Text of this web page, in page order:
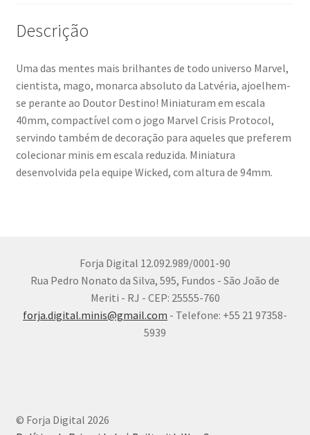
Descrição
Uma das mentes mais brilhantes de todo universo Marvel,
cientista, mago, monarca absoluto da Latvéria, ajoelhem-
se perante ao Doutor Destino! Miniaturam em escala
40mm, compactível com o jogo Marvel Crisis Protocol,
servindo também de decoração para aqueles que preferem
colecionar minis em escala reduzida. Miniatura
desenvolvida pela equipe Wicked, com altura de 94mm.
Forja Digital 12.092.989/0001-90
Rua Pedro Nonato da Silva, 595, Fundos - São João de
Meriti - RJ - CEP: 25555-760
forja.digital.minis@gmail.com - Telefone: +55 21 97358-
5939
© Forja Digital 2026